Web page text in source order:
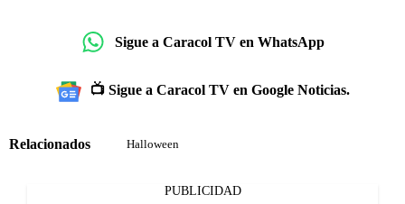
Sigue a Caracol TV en WhatsApp
📺 Sigue a Caracol TV en Google Noticias.
Relacionados Halloween
PUBLICIDAD